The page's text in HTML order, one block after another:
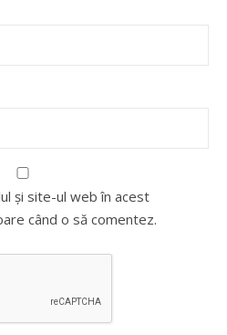
și site-ul web în acest
când o să comentez.